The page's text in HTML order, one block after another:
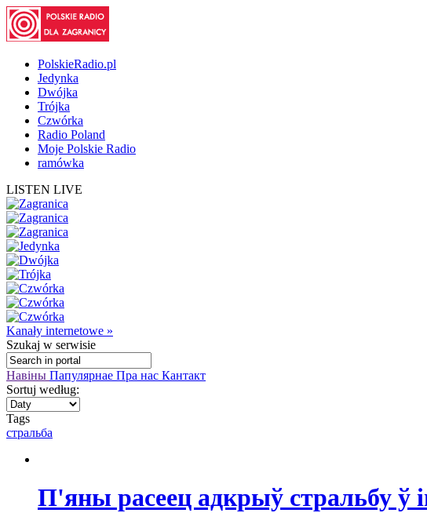
PolskieRadio.pl
Jedynka
Dwójka
Trójka
Czwórka
Radio Poland
Moje Polskie Radio
ramówka
LISTEN LIVE
Kanały internetowe »
Szukaj w serwisie
Навіны Папулярнае Пра нас Кантакт
Sortuj według:
Tags
стральба
П'яны расеец адкрыў стральбу ў